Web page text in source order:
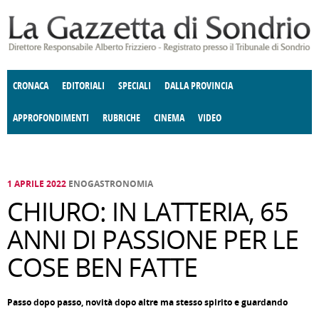
CRONACA EDITORIALI SPECIALI DALLA PROVINCIA
APPROFONDIMENTI
E SPETTACOLI POLITICA
RUBRICHE
DELLE IDEE FATTI DELLO SPIRITO
CINEMA VIDEO
1 APRILE 2022 ENOGASTRONOMIA
CHIURO: IN LATTERIA, 65
ANNI DI PASSIONE PER LE
COSE BEN FATTE
Passo dopo passo, novità dopo altre ma stesso spirito e guardando